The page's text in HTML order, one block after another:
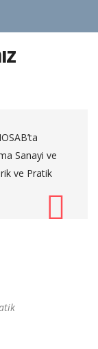
Sanayi ve
ve Pratik